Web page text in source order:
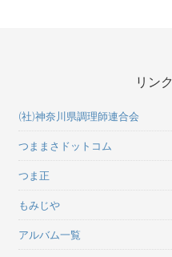
リンク
(社)神奈川県調理師連合会
つままさドットコム
つま正
もみじや
アルバム一覧